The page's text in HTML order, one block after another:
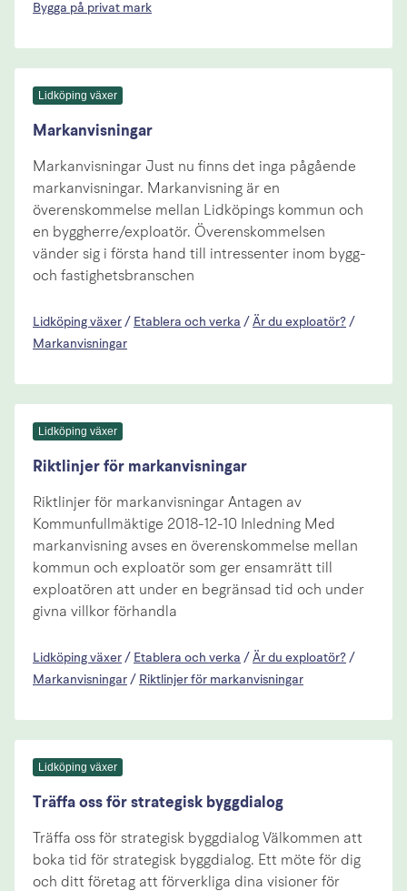
Bygga på privat mark
Lidköping växer
Markanvisningar
Markanvisningar Just nu finns det inga pågående
markanvisningar. Markanvisning är en
överenskommelse mellan Lidköpings kommun och
en byggherre/exploatör. Överenskommelsen
vänder sig i första hand till intressenter inom bygg-
och fastighetsbranschen
Lidköping växer / Etablera och verka / Är du exploatör? /
Markanvisningar
Lidköping växer
Riktlinjer för markanvisningar
Riktlinjer för markanvisningar Antagen av
Kommunfullmäktige 2018-12-10 Inledning Med
markanvisning avses en överenskommelse mellan
kommun och exploatör som ger ensamrätt till
exploatören att under en begränsad tid och under
givna villkor förhandla
Lidköping växer / Etablera och verka / Är du exploatör? /
Markanvisningar / Riktlinjer för markanvisningar
Lidköping växer
Träffa oss för strategisk byggdialog
Träffa oss för strategisk byggdialog Välkommen att
boka tid för strategisk byggdialog. Ett möte för dig
och ditt företag att förverkliga dina visioner för